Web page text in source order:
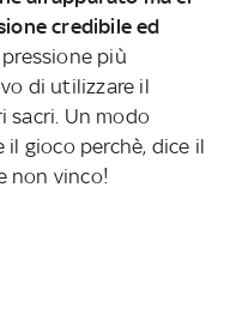
credibile ed
più
di utilizzare il
sacri. Un modo
il gioco perchè, dice il
non vinco!